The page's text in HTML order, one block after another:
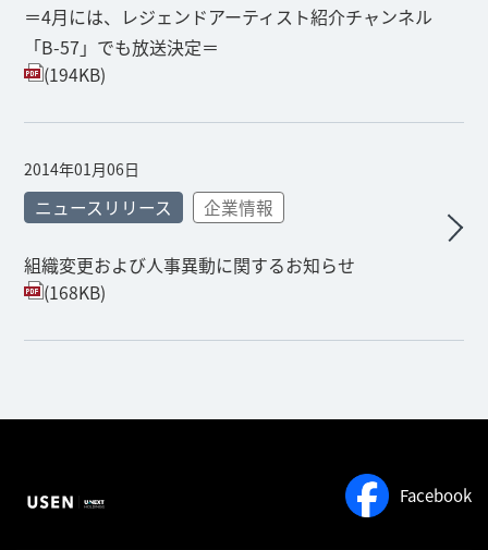
＝4月には、レジェンドアーティスト紹介チャンネル
「B-57」でも放送決定＝
(194KB)
2014年01月06日
ニュースリリース 企業情報
組織変更および人事異動に関するお知らせ
(168KB)
Facebook